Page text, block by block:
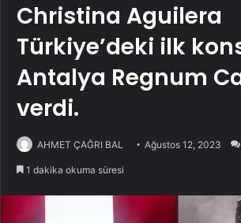
Christina Aguilera
Türkiye’deki ilk
Antalya Regnum
verdi.
AHMET ÇAĞRI BAL Ağustos 12, 2023
1 dakika okuma süresi